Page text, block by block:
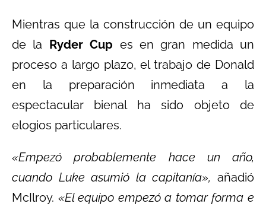
Mientras que la construcción de un equipo
de la Ryder Cup es en gran medida un
proceso a largo plazo, el trabajo de Donald
en la preparación inmediata a la
espectacular bienal ha sido objeto de
elogios particulares.
«Empezó probablemente hace un año,
cuando Luke asumió la capitanía», añadió
McIlroy. «El equipo empezó a tomar forma e